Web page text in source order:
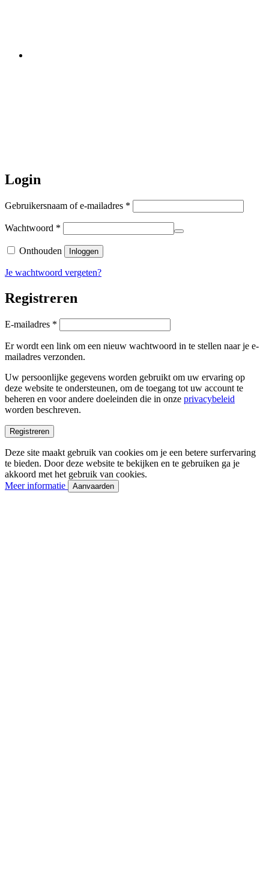
Login
Gebruikersnaam of e-mailadres *
Wachtwoord *
Onthouden Inloggen
Je wachtwoord vergeten?
Registreren
E-mailadres *
Er wordt een link om een nieuw wachtwoord in te stellen naar je e-
mailadres verzonden.
Uw persoonlijke gegevens worden gebruikt om uw ervaring op
deze website te ondersteunen, om de toegang tot uw account te
beheren en voor andere doeleinden die in onze privacybeleid
worden beschreven.
Registreren
Deze site maakt gebruik van cookies om je een betere surfervaring
te bieden. Door deze website te bekijken en te gebruiken ga je
akkoord met het gebruik van cookies.
Meer informatie
Aanvaarden